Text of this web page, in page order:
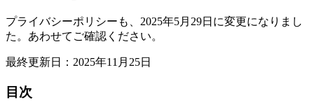
プライバシーポリシーも、2025年5月29日に変更になりまし
た。あわせてご確認ください。
最終更新日：2025年11月25日
目次